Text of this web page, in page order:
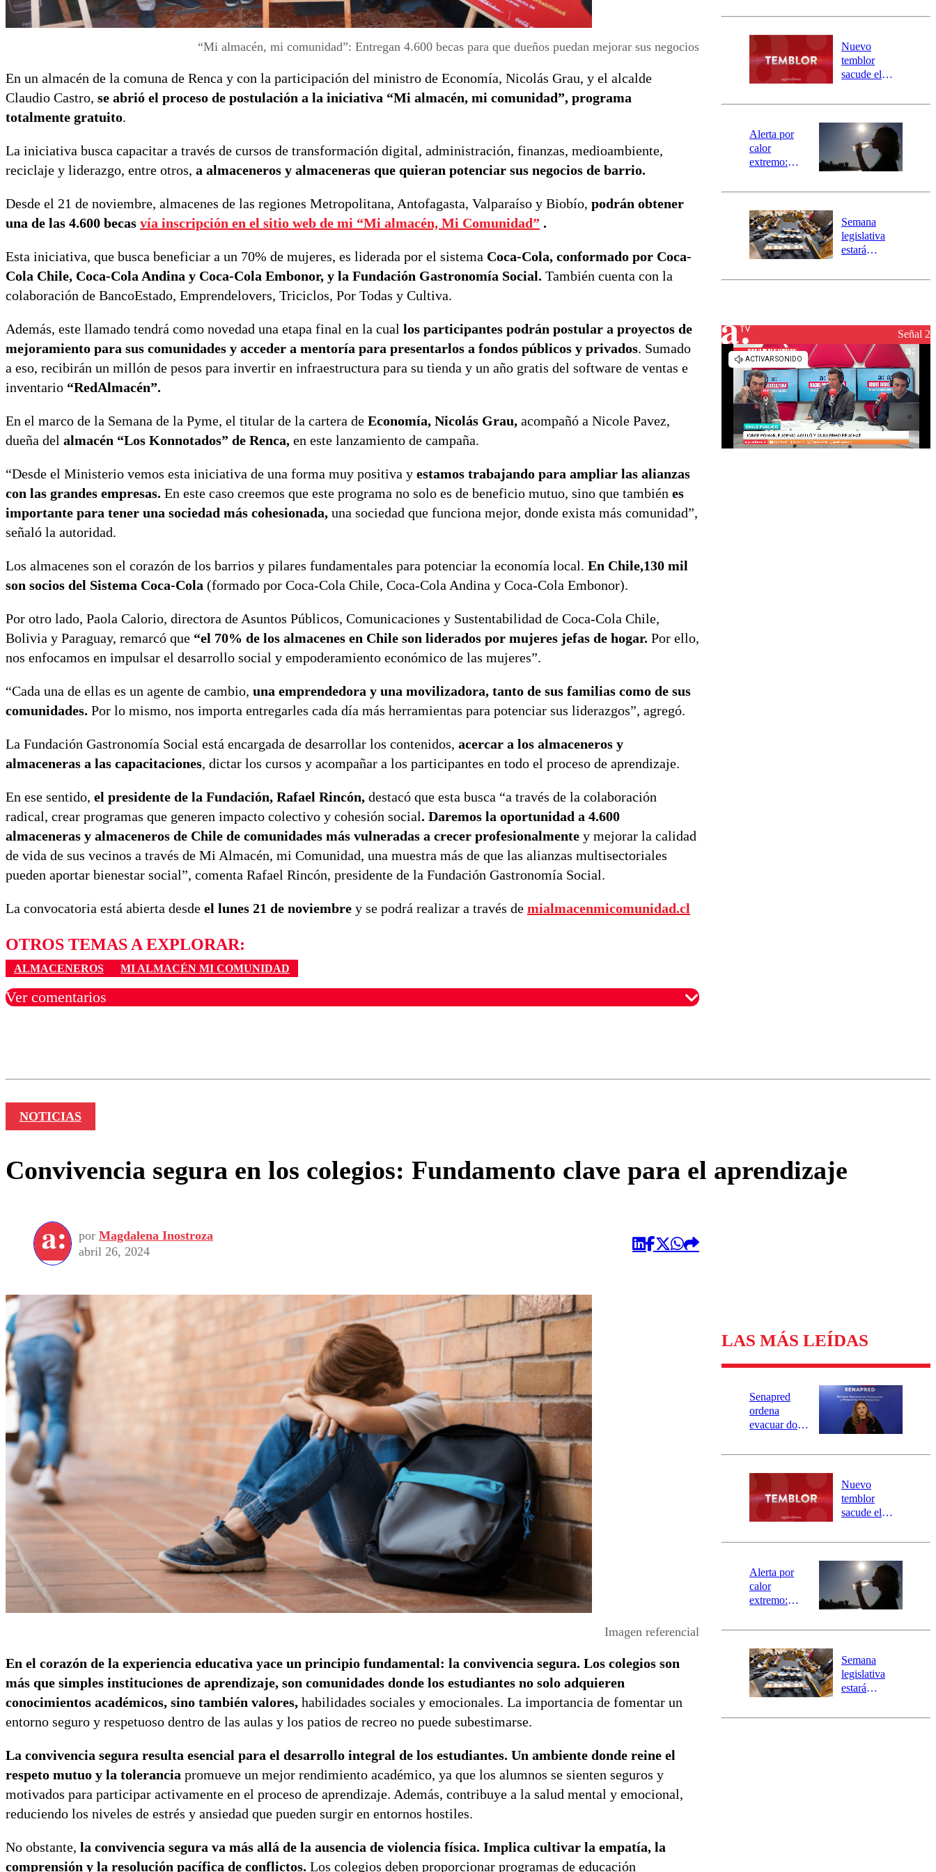
“Mi almacén, mi comunidad”: Entregan 4.600 becas para que dueños puedan mejorar sus negocios
En un almacén de la comuna de Renca y con la participación del ministro de Economía, Nicolás Grau, y el alcalde
Claudio Castro, se abrió el proceso de postulación a la iniciativa “Mi almacén, mi comunidad”, programa
totalmente gratuito.
La iniciativa busca capacitar a través de cursos de transformación digital, administración, finanzas, medioambiente,
reciclaje y liderazgo, entre otros, a almaceneros y almaceneras que quieran potenciar sus negocios de barrio.
Desde el 21 de noviembre, almacenes de las regiones Metropolitana, Antofagasta, Valparaíso y Biobío, podrán obtener
una de las 4.600 becas vía inscripción en el sitio web de mi “Mi almacén, Mi Comunidad” .
Esta iniciativa, que busca beneficiar a un 70% de mujeres, es liderada por el sistema Coca-Cola, conformado por Coca-
Cola Chile, Coca-Cola Andina y Coca-Cola Embonor, y la Fundación Gastronomía Social. También cuenta con la
colaboración de BancoEstado, Emprendelovers, Triciclos, Por Todas y Cultiva.
Además, este llamado tendrá como novedad una etapa final en la cual los participantes podrán postular a proyectos de
mejoramiento para sus comunidades y acceder a mentoría para presentarlos a fondos públicos y privados. Sumado
a eso, recibirán un millón de pesos para invertir en infraestructura para su tienda y un año gratis del software de ventas e
inventario “RedAlmacén”.
En el marco de la Semana de la Pyme, el titular de la cartera de Economía, Nicolás Grau, acompañó a Nicole Pavez,
dueña del almacén “Los Konnotados” de Renca, en este lanzamiento de campaña.
“Desde el Ministerio vemos esta iniciativa de una forma muy positiva y estamos trabajando para ampliar las alianzas
con las grandes empresas. En este caso creemos que este programa no solo es de beneficio mutuo, sino que también es
importante para tener una sociedad más cohesionada, una sociedad que funciona mejor, donde exista más comunidad”,
señaló la autoridad.
Los almacenes son el corazón de los barrios y pilares fundamentales para potenciar la economía local. En Chile,130 mil
son socios del Sistema Coca-Cola (formado por Coca-Cola Chile, Coca-Cola Andina y Coca-Cola Embonor).
Por otro lado, Paola Calorio, directora de Asuntos Públicos, Comunicaciones y Sustentabilidad de Coca-Cola Chile,
Bolivia y Paraguay, remarcó que “el 70% de los almacenes en Chile son liderados por mujeres jefas de hogar. Por ello,
nos enfocamos en impulsar el desarrollo social y empoderamiento económico de las mujeres”.
“Cada una de ellas es un agente de cambio, una emprendedora y una movilizadora, tanto de sus familias como de sus
comunidades. Por lo mismo, nos importa entregarles cada día más herramientas para potenciar sus liderazgos”, agregó.
La Fundación Gastronomía Social está encargada de desarrollar los contenidos, acercar a los almaceneros y
almaceneras a las capacitaciones, dictar los cursos y acompañar a los participantes en todo el proceso de aprendizaje.
En ese sentido, el presidente de la Fundación, Rafael Rincón, destacó que esta busca “a través de la colaboración
radical, crear programas que generen impacto colectivo y cohesión social. Daremos la oportunidad a 4.600
almaceneras y almaceneros de Chile de comunidades más vulneradas a crecer profesionalmente y mejorar la calidad
de vida de sus vecinos a través de Mi Almacén, mi Comunidad, una muestra más de que las alianzas multisectoriales
pueden aportar bienestar social”, comenta Rafael Rincón, presidente de la Fundación Gastronomía Social.
La convocatoria está abierta desde el lunes 21 de noviembre y se podrá realizar a través de mialmacenmicomunidad.cl
OTROS TEMAS A EXPLORAR:
ALMACENEROS MI ALMACÉN MI COMUNIDAD
Ver comentarios
Carahue por
río Damas:
activa
mensajería
SAE
Nuevo
temblor
sacude el
revisa la
epicentro
Alerta por
calor
extremo:
activa Alerta
Preventiva en
tres comunas
Semana
legislativa
estará
el fin de la
reconstrucciónSeñal 2
NOTICIAS
Convivencia segura en los colegios: Fundamento clave para el aprendizaje
por Magdalena Inostroza
abril 26, 2024
Imagen referencial
En el corazón de la experiencia educativa yace un principio fundamental: la convivencia segura. Los colegios son
más que simples instituciones de aprendizaje, son comunidades donde los estudiantes no solo adquieren
conocimientos académicos, sino también valores, habilidades sociales y emocionales. La importancia de fomentar un
entorno seguro y respetuoso dentro de las aulas y los patios de recreo no puede subestimarse.
La convivencia segura resulta esencial para el desarrollo integral de los estudiantes. Un ambiente donde reine el
respeto mutuo y la tolerancia promueve un mejor rendimiento académico, ya que los alumnos se sienten seguros y
motivados para participar activamente en el proceso de aprendizaje. Además, contribuye a la salud mental y emocional,
reduciendo los niveles de estrés y ansiedad que pueden surgir en entornos hostiles.
No obstante, la convivencia segura va más allá de la ausencia de violencia física. Implica cultivar la empatía, la
comprensión y la resolución pacífica de conflictos. Los colegios deben proporcionar programas de educación
LAS MÁS LEÍDAS
Senapred
ordena
evacuar dos
Carahue por
río Damas:
activa
mensajería
SAE
Nuevo
temblor
sacude el
revisa la
epicentro
Alerta por
calor
extremo:
activa Alerta
Preventiva en
tres comunas
Semana
legislativa
estará
el fin de la